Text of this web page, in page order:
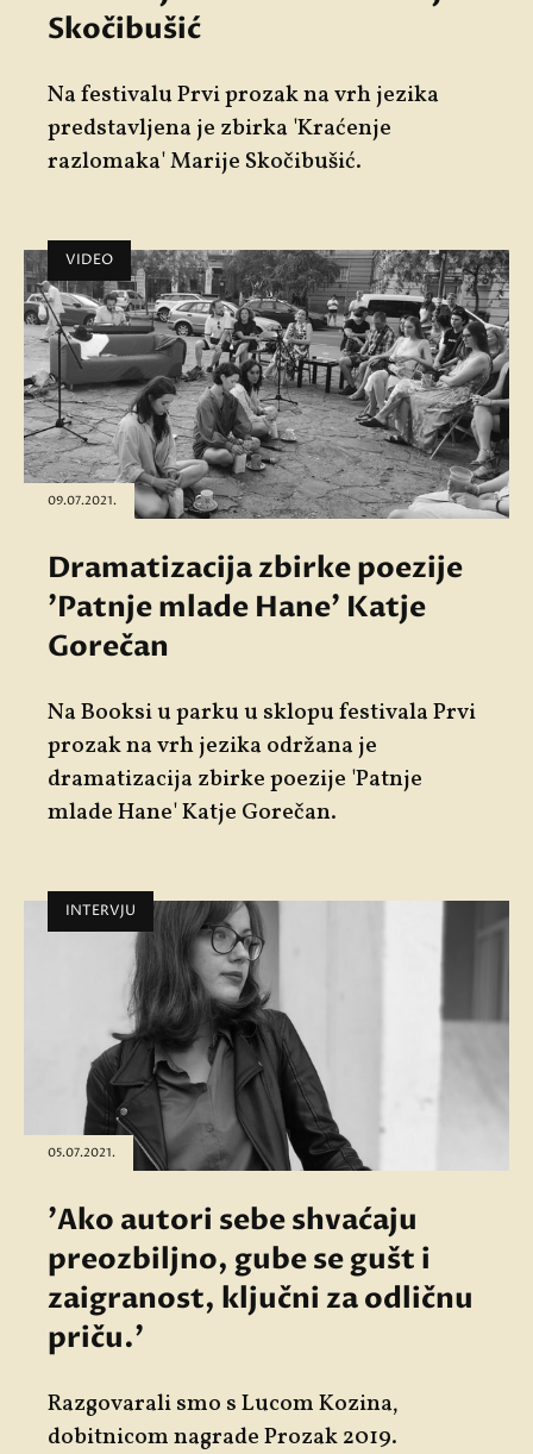
Skočibušić
Na festivalu Prvi prozak na vrh jezika
predstavljena je zbirka 'Kraćenje
razlomaka' Marije Skočibušić.
VIDEO
09.07.2021.
Dramatizacija zbirke poezije
'Patnje mlade Hane' Katje
Gorečan
Na Booksi u parku u sklopu festivalaPrvi
prozak na vrh jezikaodržana je
dramatizacija zbirke poezije 'Patnje
mlade Hane'Katje Gorečan.
INTERVJU
05.07.2021.
'Ako autori sebe shvaćaju
preozbiljno, gube se gušt i
zaigranost, ključni za odličnu
priču.'
Razgovarali smo s Lucom Kozina,
dobitnicom nagrade Prozak 2019.